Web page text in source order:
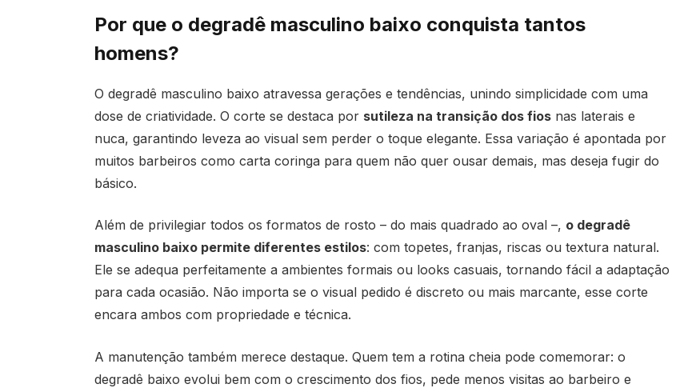
Por que o degradê masculino baixo conquista tantos
homens?
O degradê masculino baixo atravessa gerações e tendências, unindo simplicidade com uma
dose de criatividade. O corte se destaca por sutileza na transição dos fiosnas laterais e
nuca, garantindo leveza ao visual sem perder o toque elegante. Essa variação é apontada por
muitos barbeiros como carta coringa para quem não quer ousar demais, mas deseja fugir do
básico.
Além de privilegiar todos os formatos de rosto – do mais quadrado ao oval –, o degradê
masculino baixo permite diferentes estilos: com topetes, franjas, riscas ou textura natural.
Ele se adequa perfeitamente a ambientes formais ou looks casuais, tornando fácil a adaptação
para cada ocasião. Não importa se o visual pedido é discreto ou mais marcante, esse corte
encara ambos com propriedade e técnica.
A manutenção também merece destaque. Quem tem a rotina cheia pode comemorar: o
degradê baixo evolui bem com o crescimento dos fios, pede menos visitas ao barbeiro e